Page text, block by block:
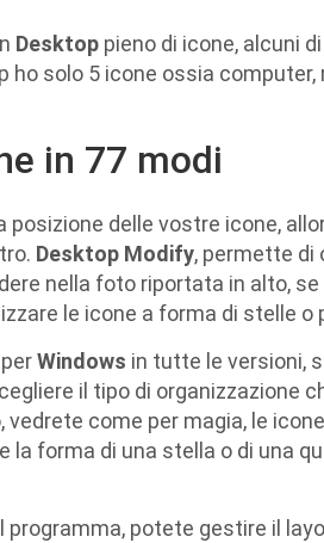
Desktop pieno di icone, alcuni
ho solo 5 icone ossia
in 77 modi
posizione delle vostre icone,
Desktop Modify, permette di
nella foto riportata in alto,
le icone a forma di stelle
Windows in tutte le versioni,
il tipo di organizzazione
come per magia, le
la forma di una stella o di una
programma, potete gestire il